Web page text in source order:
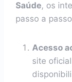
Saúde, os
passo a
Acesso
site